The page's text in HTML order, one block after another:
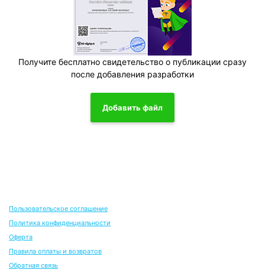
Получите бесплатно свидетельство о публикации сразу
после добавления разработки
Добавить файл
Пользовательское соглашение
Политика конфиденциальности
Оферта
Правила оплаты и возвратов
Обратная связь